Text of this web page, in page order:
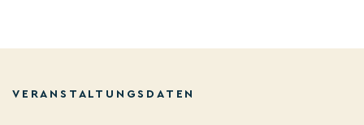
VERANSTALTUNGSDATEN